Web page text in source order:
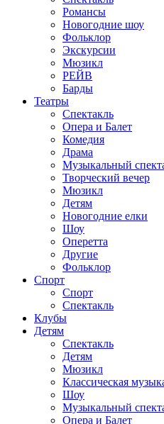
Романсы
Новогодние шоу
Фольклор
Экскурсии
Мюзикл
РЕЙВ
Барды
Театры
Спектакль
Опера и Балет
Комедия
Драма
Музыкальный
Творческий вечер
Мюзикл
Детям
Новогодние елки
Шоу
Оперетта
Другие
Фольклор
Спорт
Спорт
Спектакль
Клубы
Детям
Спектакль
Детям
Мюзикл
Классическая
Шоу
Музыкальный
Опера и Балет